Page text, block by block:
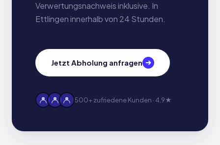
Verwertungsnachweis inklusive. In
Ettlingen innerhalb von 24 Stunden.
Jetzt Abholung anfragen
500+ zufriedene Kunden · 4,9★